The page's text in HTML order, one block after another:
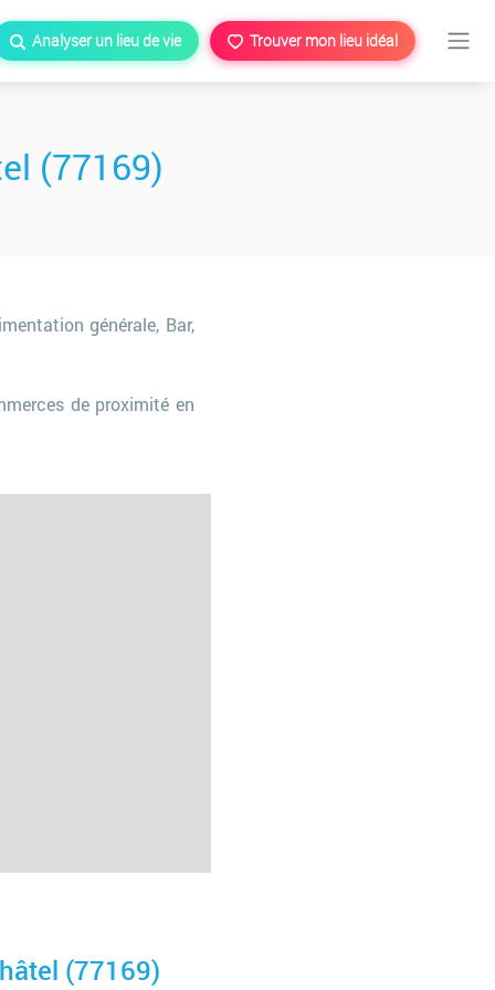
Analyser un lieu de vie Trouver mon lieu idéal
(77169)
générale, Bar,
de proximité en
(77169)